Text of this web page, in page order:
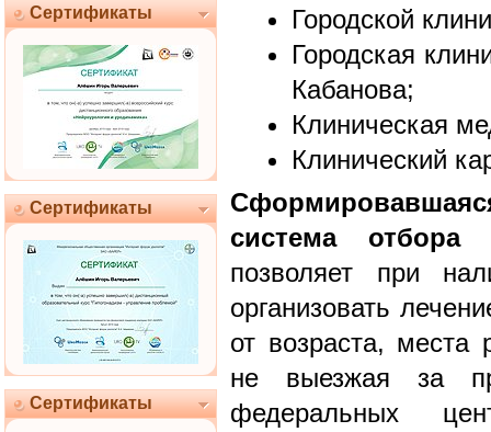
Сертификаты
Сертификаты
Сертификаты
Городской
Городская
Кабанова;
Клиническая
Клинический
система отбора
позволяет при
организовать
от возраста, места
не выезжая за
федеральных